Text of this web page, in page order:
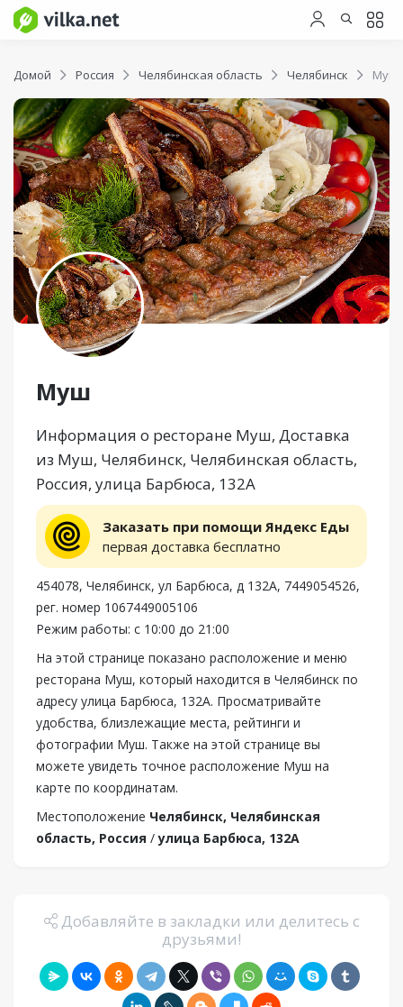
Домой Россия Челябинская область Челябинск Муш
Муш
Информация о ресторане Муш, Доставка
из Муш, Челябинск, Челябинская область,
Россия, улица Барбюса, 132А
Заказать при помощи Яндекс Еды
первая доставка бесплатно
454078, Челябинск, ул Барбюса, д 132А, 7449054526,
рег. номер 1067449005106
Режим работы: с 10:00 до 21:00
На этой странице показано расположение и меню
ресторана Муш, который находится в Челябинск по
адресу улица Барбюса, 132А. Просматривайте
удобства, близлежащие места, рейтинги и
фотографии Муш. Также на этой странице вы
можете увидеть точное расположение Муш на
карте по координатам.
Местоположение Челябинск, Челябинская
область, Россия /улица Барбюса, 132А
Добавляйте в закладки или делитесь с
друзьями!